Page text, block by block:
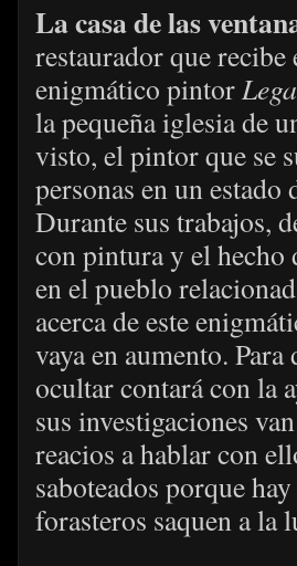
La casa de las
restaurador que
enigmático pintor
la pequeña iglesia de
visto, el pintor que se
personas en un
Durante sus trabajos,
con pintura y el hecho
en el pueblo
acerca de este
vaya en aumento.
ocultar contará con la
sus investigaciones
reacios a hablar con
saboteados porque
forasteros saquen a la